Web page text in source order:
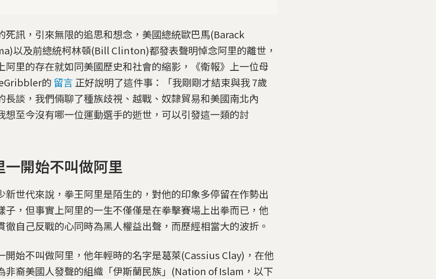
死訊，引來無限的追思和想念，美國總統歐巴馬(Barack
以及前總統柯林頓(Bill Clinton)都發表聲明悼念阿里的離世，
阿里的存在就如同美國歷史和社會的縮影，《衛報》上一位母
的 留言 正好說明了這件事：「我剛剛才結束與我 7歲
長談，我們倆聊了種族歧視、越戰、奴隸貿易和美國南北內
想至今沒有哪一位運動選手的逝世，可以引發這一類的討
一開始不叫做阿里
新世代來說，拳王阿里是陌生的，對他的印象多停留在作勢出
子，但事實上阿里的一生不僅僅是在拳擊賽場上出拳而已，他
徹自己反戰的心同時為黑人權益出聲，而歷經相當大的波折。
開始不叫做阿里，他年輕時的名字是葛萊(Cassius Clay)，在他
非裔美國人發聲的組織「伊斯蘭民族」(Nation of Islam，以下